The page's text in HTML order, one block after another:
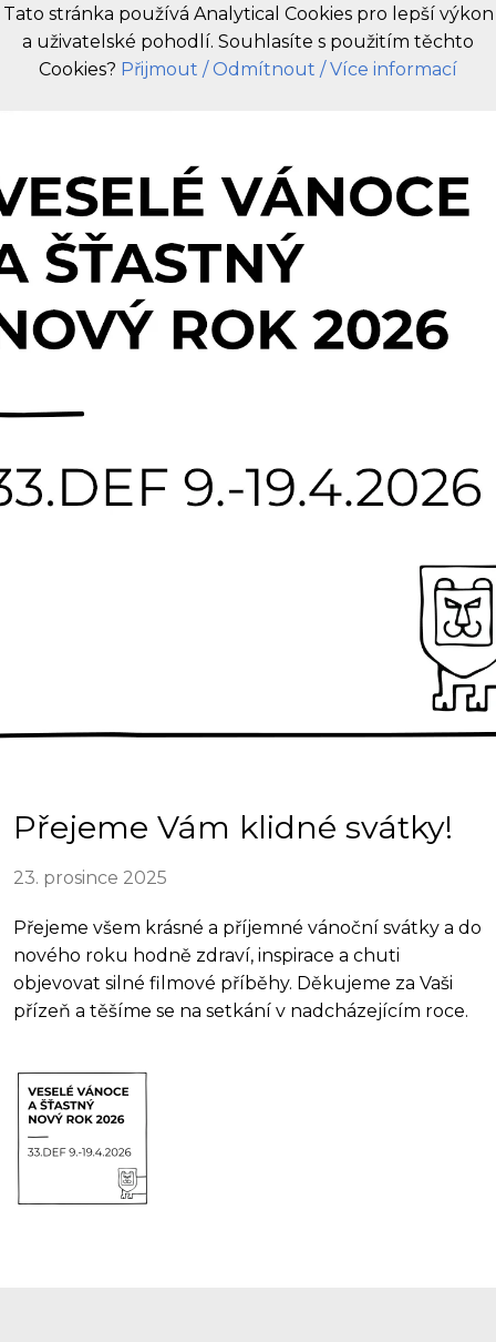
CZ
Přejeme Vám klidné svátky!
23. prosince 2025
Přejeme všem krásné a příjemné vánoční svátky a do
nového roku hodně zdraví, inspirace a chuti
objevovat silné filmové příběhy. Děkujeme za Vaši
přízeň a těšíme se na setkání v nadcházejícím roce.
Tato stránka používá Analytical Cookies pro lepší výkon
a uživatelské pohodlí. Souhlasíte s použitím těchto
Cookies? Přijmout / Odmítnout / Více informací